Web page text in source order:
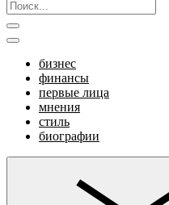
бизнес
финансы
первые лица
мнения
стиль
биографии